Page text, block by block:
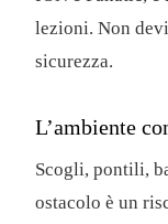
lezioni. Non
sicurezza.
L’ambiente
Scogli, pontili,
ostacolo è un